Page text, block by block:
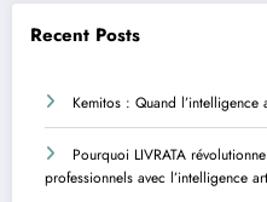
Recent Posts
Kemitos : Quand
Pourquoi LIVRATA
professionnels avec l’intelligence